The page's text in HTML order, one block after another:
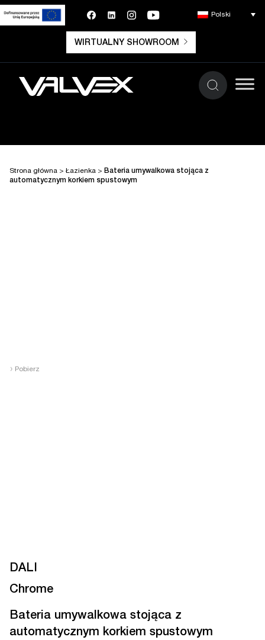
WIRTUALNY SHOWROOM
Polski
Strona główna > Łazienka > Bateria umywalkowa stojąca z
automatycznym korkiem spustowym
› Pobierz
DALI
Chrome
Bateria umywalkowa stojąca z
automatycznym korkiem spustowym